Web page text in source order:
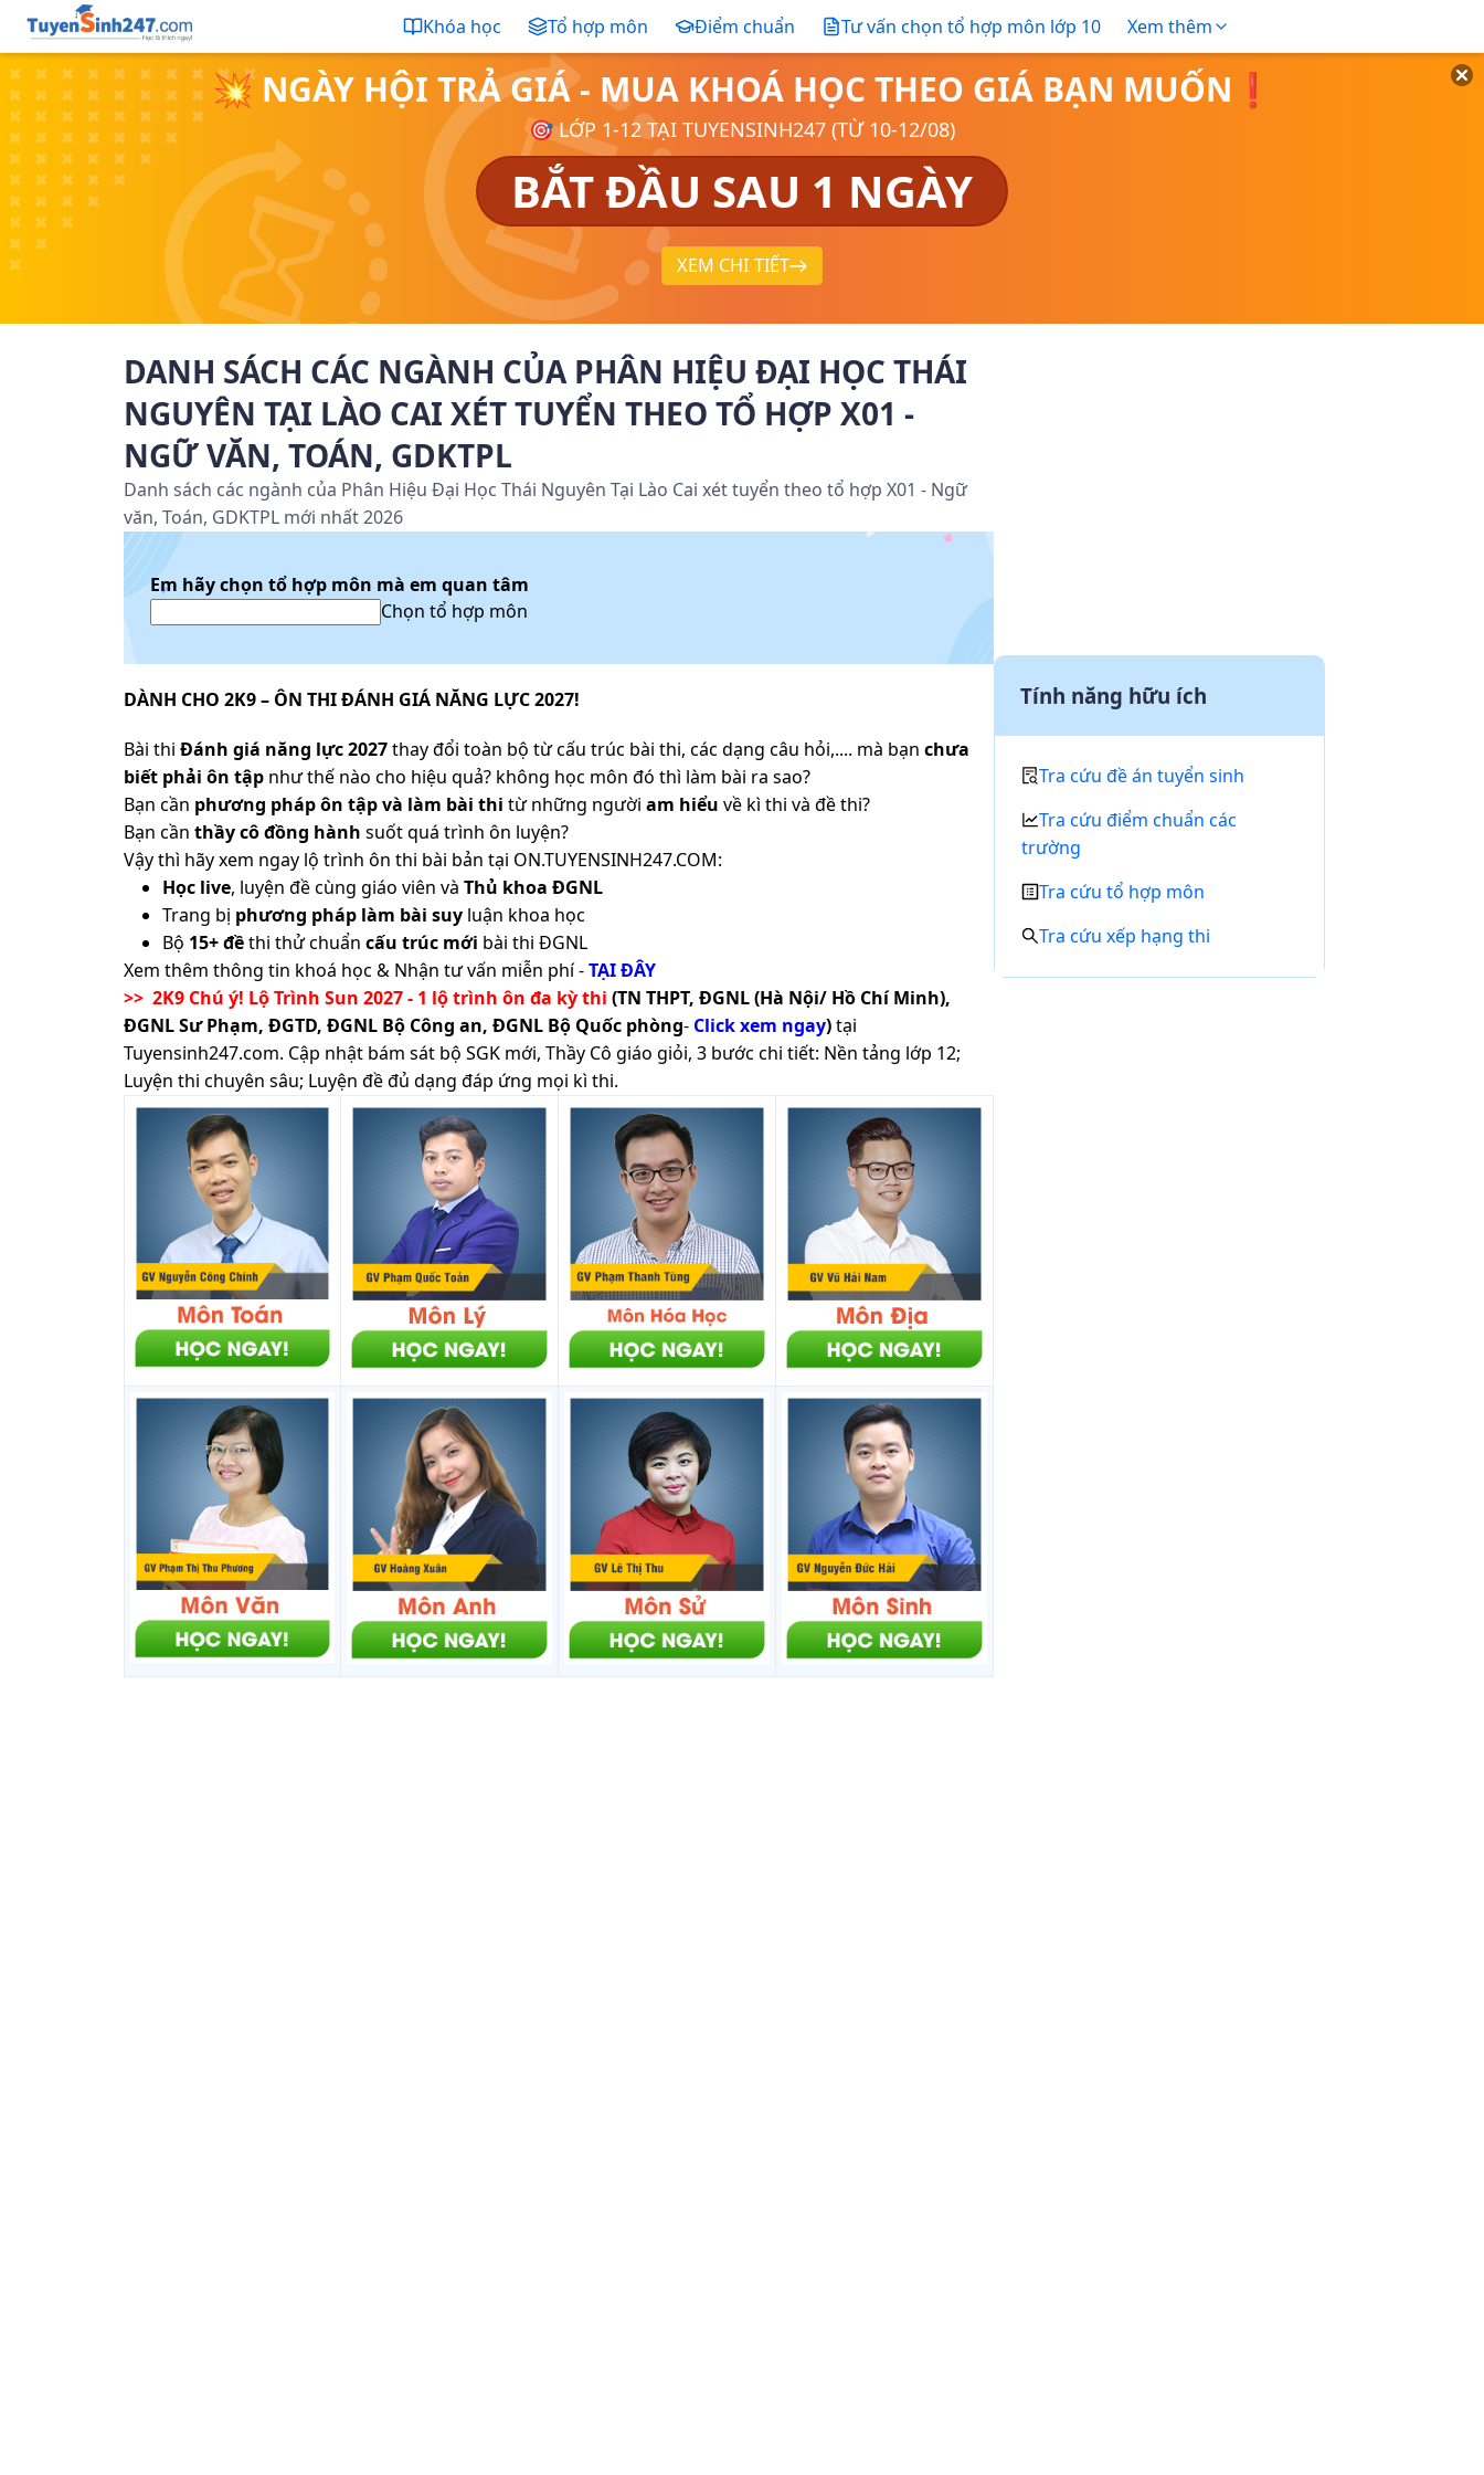
Khóa học Tổ hợp môn Điểm chuẩn Tư vấn chọn tổ hợp môn lớp 10 Xem thêm
💥 NGÀY HỘI TRẢ GIÁ - MUA KHOÁ HỌC THEO GIÁ BẠN MUỐN❗
🎯 LỚP 1-12 TẠI TUYENSINH247 (TỪ 10-12/08)
BẮT ĐẦU SAU 1 NGÀY
XEM CHI TIẾT
DANH SÁCH CÁC NGÀNH CỦA PHÂN HIỆU ĐẠI HỌC THÁI
NGUYÊN TẠI LÀO CAI XÉT TUYỂN THEO TỔ HỢP X01 -
NGỮ VĂN, TOÁN, GDKTPL
Danh sách các ngành của Phân Hiệu Đại Học Thái Nguyên Tại Lào Cai xét tuyển theo tổ hợp X01 - Ngữ
văn, Toán, GDKTPL mới nhất 2026
Em hãy chọn tổ hợp môn mà em quan tâm
Chọn tổ hợp môn
DÀNH CHO 2K9 – ÔN THI ĐÁNH GIÁ NĂNG LỰC 2027!
Bài thi Đánh giá năng lực 2027thay đổi toàn bộ từ cấu trúc bài thi, các dạng câu hỏi,.... mà bạn chưa
biết phải ôn tập như thế nào cho hiệu quả? không học môn đó thì làm bài ra sao?
Bạn cần phương pháp ôn tập và làm bài thi từ những người am hiểu về kì thi và đề thi?
Bạn cần thầy cô đồng hành suốt quá trình ôn luyện?
Vậy thì hãy xem ngay lộ trình ôn thi bài bản tại ON.TUYENSINH247.COM:
Học live, luyện đề cùng giáo viên và Thủ khoa ĐGNL
Trang bị phương pháp làm bài suy luận khoa học
Bộ 15+ đềthi thử chuẩn cấu trúc mới bài thi ĐGNL
Xem thêm thông tin khoá học & Nhận tư vấn miễn phí -TẠI ĐÂY
>> 2K9 Chú ý! Lộ Trình Sun 2027 - 1 lộ trình ôn đa kỳ thi (TN THPT, ĐGNL (Hà Nội/ Hồ Chí Minh),
ĐGNL Sư Phạm, ĐGTD, ĐGNL Bộ Công an, ĐGNL Bộ Quốc phòng- Click xem ngay)tại
Tuyensinh247.com. Cập nhật bám sát bộ SGK mới, Thầy Cô giáo giỏi, 3 bước chi tiết: Nền tảng lớp 12;
Luyện thi chuyên sâu; Luyện đề đủ dạng đáp ứng mọi kì thi.
Tính năng hữu ích
Tra cứu đề án tuyển sinh
Tra cứu điểm chuẩn các
trường
Tra cứu tổ hợp môn
Tra cứu xếp hạng thi